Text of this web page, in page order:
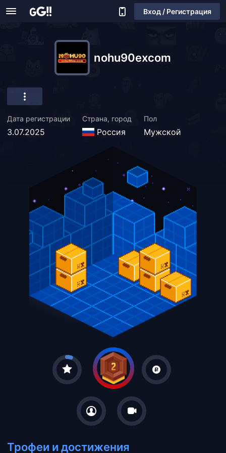
Вход / Регистрация
nohu90excom
Дата регистрации
3.07.2025
Страна, город
Россия
Пол
Мужской
Трофеи и достижения